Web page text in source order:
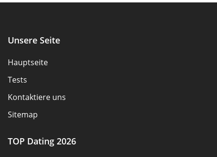
Unsere Seite
Hauptseite
Tests
Kontaktiere uns
Sitemap
TOP Dating 2026